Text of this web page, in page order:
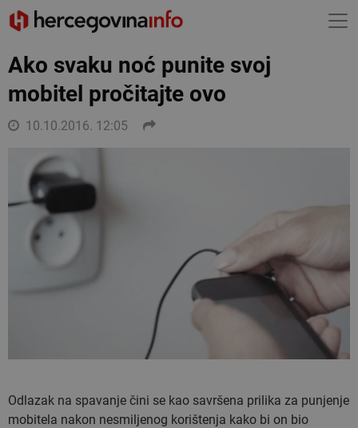
Ako svaku noć punite svoj
mobitel pročitajte ovo
10.10.2016. 12:05
Odlazak na spavanje čini se kao savršena prilika za punjenje
mobitela nakon nesmiljenog korištenja kako bi on bio